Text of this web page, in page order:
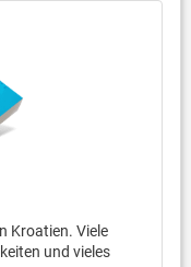
Kroatien. Viele
und vieles